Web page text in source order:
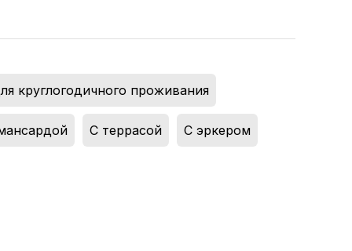
круглогодичного проживания
С террасой С эркером